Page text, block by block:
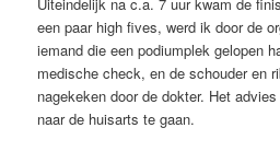
een paar high fives, werd ik door de
iemand die een podiumplek gelopen
medische check, en de schouder en
nagekeken door de dokter. Het
naar de huisarts te gaan.